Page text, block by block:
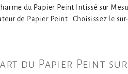
du Papier Peint Intissé sur
de Papier Peint : Choisissez le
du Papier Peint